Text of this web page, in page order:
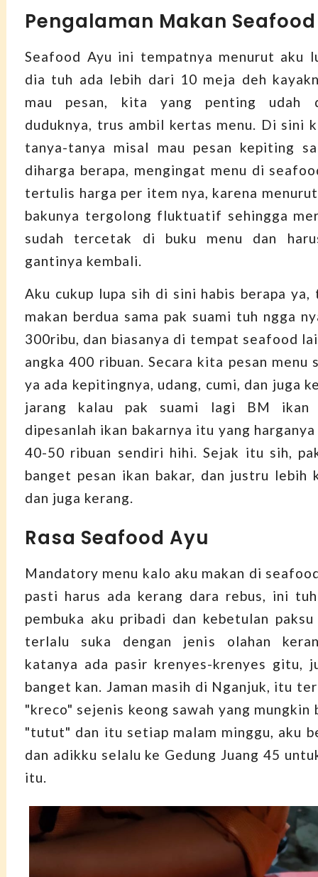
Pengalaman Makan
Seafood Ayu ini tempatnya menurut aku
dia tuh ada lebih dari 10 meja deh
mau pesan, kita yang penting udah
duduknya, trus ambil kertas menu. Di sini
tanya-tanya misal mau pesan kepiting
diharga berapa, mengingat menu di
tertulis harga per item nya, karena
bakunya tergolong fluktuatif sehingga
sudah tercetak di buku menu dan
gantinya kembali.
Aku cukup lupa sih di sini habis berapa
makan berdua sama pak suami tuh ngga
300ribu, dan biasanya di tempat seafood
angka 400 ribuan. Secara kita pesan
ya ada kepitingnya, udang, cumi, dan juga
jarang kalau pak suami lagi BM ikan
dipesanlah ikan bakarnya itu yang
40-50 ribuan sendiri hihi. Sejak itu sih,
banget pesan ikan bakar, dan justru lebih
dan juga kerang.
Rasa Seafood Ayu
Mandatory menu kalo aku makan di
pasti harus ada kerang dara rebus, ini
pembuka aku pribadi dan kebetulan
terlalu suka dengan jenis olahan
katanya ada pasir krenyes-krenyes gitu,
banget kan. Jaman masih di Nganjuk, itu
"kreco" sejenis keong sawah yang mungkin
"tutut" dan itu setiap malam minggu, aku
dan adikku selalu ke Gedung Juang 45
itu.